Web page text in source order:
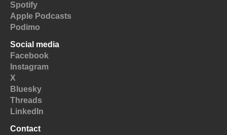
Spotify
Apple Podcasts
Podimo
Social media
Facebook
Instagram
X
Bluesky
Threads
LinkedIn
Contact